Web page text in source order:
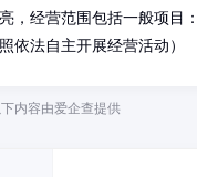
，经营范围包括一般项目
依法自主开展经营活动）
内容由爱企查提供